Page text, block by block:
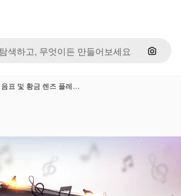
이미지
표 및 황금 렌즈 플레…